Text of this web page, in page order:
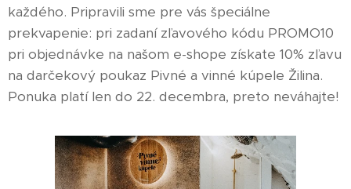
každého. Pripravili sme pre vás špeciálne
prekvapenie: pri zadaní zľavového kódu PROMO10
pri objednávke na našom e-shope získate 10% zľavu
na darčekový poukaz Pivné a vinné kúpele Žilina.
Ponuka platí len do 22. decembra, preto neváhajte!